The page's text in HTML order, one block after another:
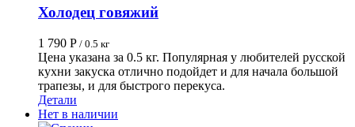
Холодец говяжий
1 790 Р / 0.5 кг
Цена указана за 0.5 кг. Популярная у любителей русской
кухни закуска отлично подойдет и для начала большой
трапезы, и для быстрого перекуса.
Детали
Нет в наличии